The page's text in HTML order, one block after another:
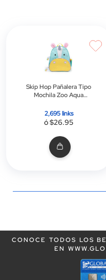
Skip Hop Pañalera Tipo
Mochila Zoo Aqua
2,695 links
ó $26.95
CONOCE TODOS LOS
EN